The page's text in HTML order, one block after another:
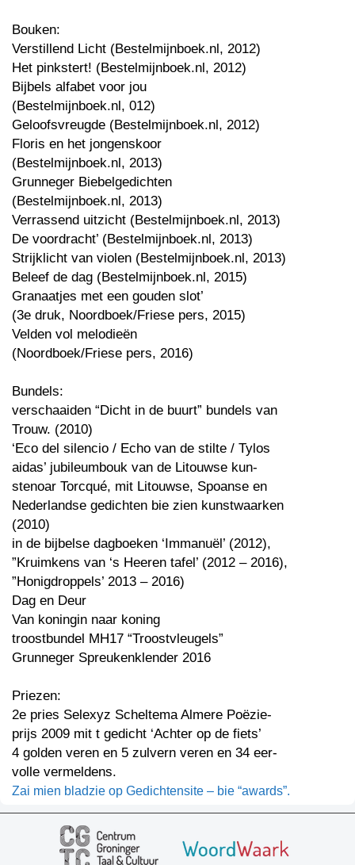
Bouken:
Verstillend Licht (Bestelmijnboek.nl, 2012)
Het pinkstert! (Bestelmijnboek.nl, 2012)
Bijbels alfabet voor jou
(Bestelmijnboek.nl, 012)
Geloofsvreugde (Bestelmijnboek.nl, 2012)
Floris en het jongenskoor
(Bestelmijnboek.nl, 2013)
Grunneger Biebelgedichten
(Bestelmijnboek.nl, 2013)
Verrassend uitzicht (Bestelmijnboek.nl, 2013)
De voordracht’ (Bestelmijnboek.nl, 2013)
Strijklicht van violen (Bestelmijnboek.nl, 2013)
Beleef de dag (Bestelmijnboek.nl, 2015)
Granaatjes met een gouden slot’
(3e druk, Noordboek/Friese pers, 2015)
Velden vol melodieën
(Noordboek/Friese pers, 2016)
Bundels:
verschaaiden “Dicht in de buurt” bundels van
Trouw. (2010)
‘Eco del silencio / Echo van de stilte / Tylos
aidas’ jubileumbouk van de Litouwse kun-
stenoar Torcqué, mit Litouwse, Spoanse en
Nederlandse gedichten bie zien kunstwaarken
(2010)
in de bijbelse dagboeken ‘Immanuël’ (2012),
”Kruimkens van ‘s Heeren tafel’ (2012 – 2016),
”Honigdroppels’ 2013 – 2016)
Dag en Deur
Van koningin naar koning
troostbundel MH17 “Troostvleugels”
Grunneger Spreukenklender 2016
Priezen:
2e pries Selexyz Scheltema Almere Poëzie-
prijs 2009 mit t gedicht ‘Achter op de fiets’
4 golden veren en 5 zulvern veren en 34 eer-
volle vermeldens.
Zai mien bladzie op Gedichtensite – bie “awards”.